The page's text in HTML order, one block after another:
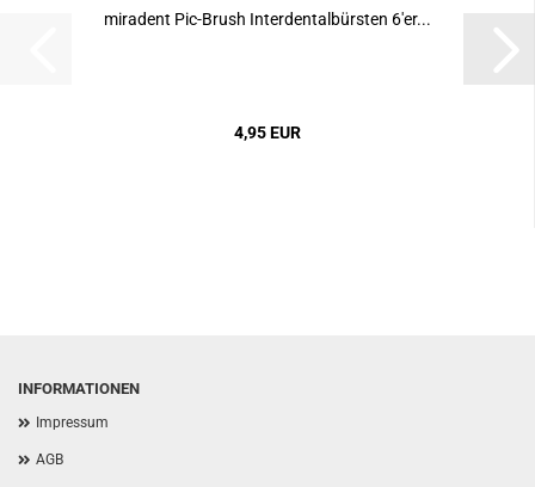
miradent Pic-Brush Interdentalbürsten 6'er...
4,95 EUR
INFORMATIONEN
Impressum
AGB